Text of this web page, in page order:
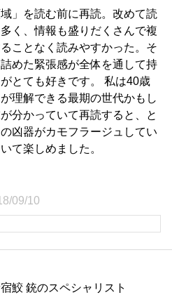
」を読む前に再読。改めて読
く、情報も盛りだくさんで複
ことなく読みやすかった。そ
めた緊張感が全体を通して持
とても好きです。 私は40歳
理解できる最期の世代かもし
分かっていて再読すると、と
凶器がカモフラージュしてい
て楽しめました。
09/10
鮫 銃のスペシャリスト